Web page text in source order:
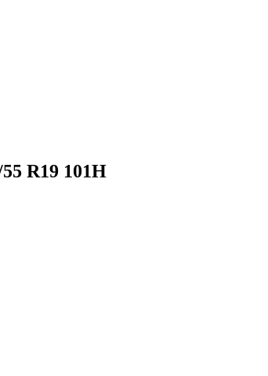
R19 101H